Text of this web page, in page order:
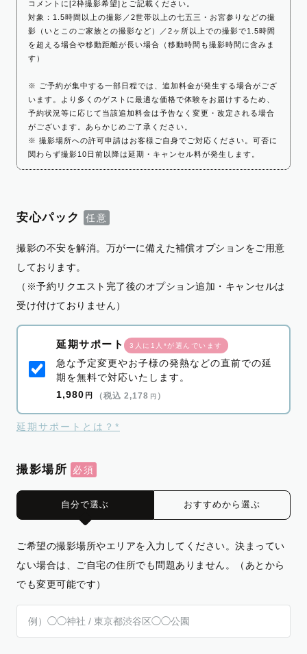
コメントに[2枠撮影希望]とご記載ください。
対象：1.5時間以上の撮影／2世帯以上の七五三・お宮参りなどの撮
影（いとこのご家族との撮影など）／2ヶ所以上での撮影で1.5時間
を超える場合や移動距離が長い場合（移動時間も撮影時間に含みま
す）
※ ご予約が集中する一部日程では、追加料金が発生する場合がござ
います。より多くのゲストに最適な価格で体験をお届けするため、
予約状況等に応じて当該追加料金は予告なく変更・改定される場合
がございます。あらかじめご了承ください。
※ 撮影場所への許可申請はお客様ご自身でご対応ください。可否に
関わらず撮影10日前以降は延期・キャンセル料が発生します。
安心パック
撮影の不安を解消。万が一に備えた補償オプションをご用意
しております。
（※予約リクエスト完了後のオプション追加・キャンセルは
受け付けておりません）
延期サポート 3人に1人*が選んでいます
急な予定変更やお子様の発熱などの直前での延
期を無料で対応いたします。
1,980 円 （税込 2,178 円 ）
延期サポートとは？*
撮影場所
自分で選ぶ おすすめから選ぶ
ご希望の撮影場所やエリアを入力してください。決まってい
ない場合は、ご自宅の住所でも問題ありません。（あとから
でも変更可能です）